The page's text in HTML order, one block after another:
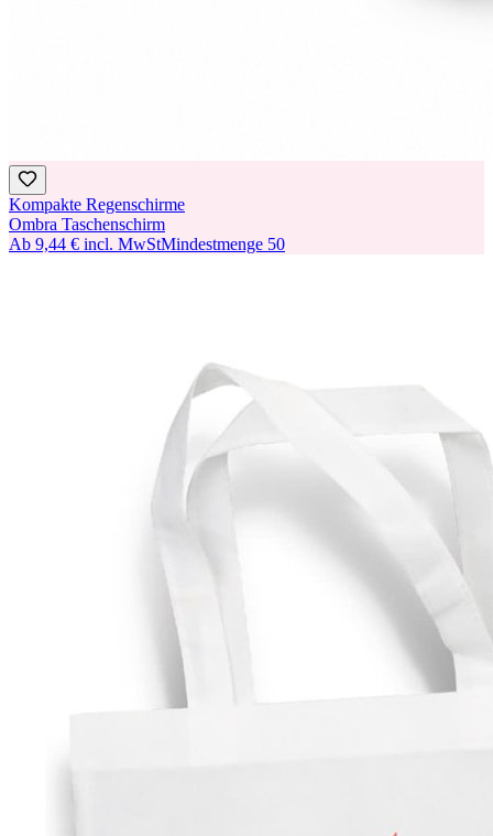
Kompakte Regenschirme
Ombra Taschenschirm
Ab 9,44 € incl. MwStMindestmenge 50